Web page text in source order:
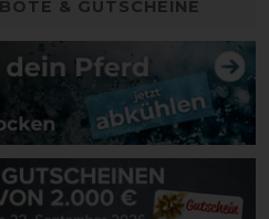
& GUTSCHEINE